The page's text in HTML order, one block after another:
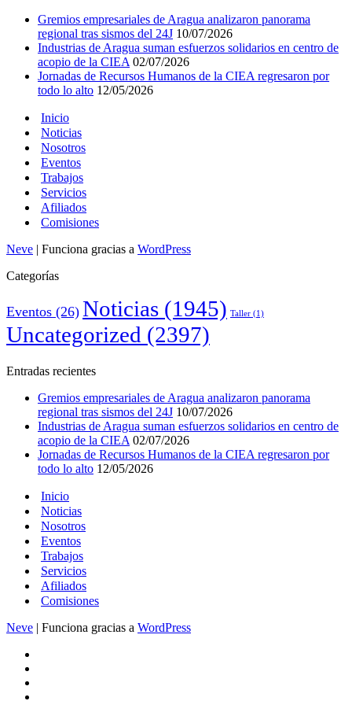
Gremios empresariales de Aragua analizaron panorama
regional tras sismos del 24J 10/07/2026
Industrias de Aragua suman esfuerzos solidarios en centro de
acopio de la CIEA 02/07/2026
Jornadas de Recursos Humanos de la CIEA regresaron por
todo lo alto 12/05/2026
Inicio
Noticias
Nosotros
Eventos
Trabajos
Servicios
Afiliados
Comisiones
Neve | Funciona gracias a WordPress
Categorías
Eventos (26) Noticias (1945) Taller (1)
Uncategorized (2397)
Entradas recientes
Gremios empresariales de Aragua analizaron panorama
regional tras sismos del 24J 10/07/2026
Industrias de Aragua suman esfuerzos solidarios en centro de
acopio de la CIEA 02/07/2026
Jornadas de Recursos Humanos de la CIEA regresaron por
todo lo alto 12/05/2026
Inicio
Noticias
Nosotros
Eventos
Trabajos
Servicios
Afiliados
Comisiones
Neve | Funciona gracias a WordPress